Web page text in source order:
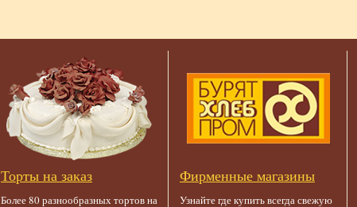
Торты на заказ
Более 80 разнообразных тортов на
Фирменные магазины
Узнайте где купить всегда свежую